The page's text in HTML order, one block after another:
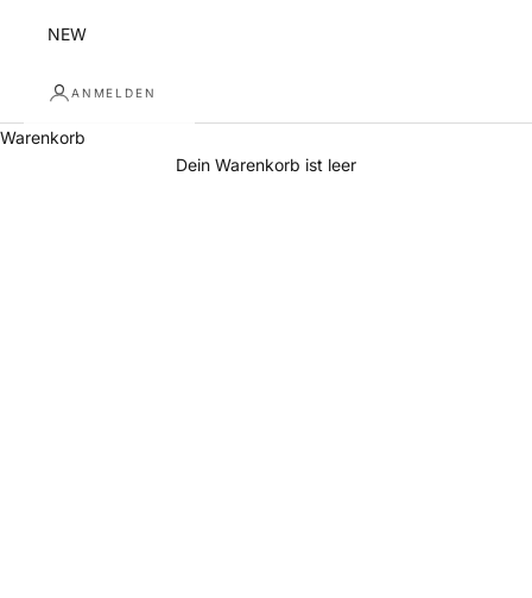
NEW
ANMELDEN
Warenkorb
Dein Warenkorb ist leer
Poufs und Bodenkissen